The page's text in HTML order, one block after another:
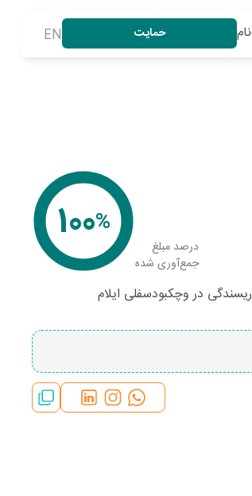
حمایت EN
درصد مبلغ
جمع‌آوری شده
%
100
در وچکبودسفلی ایلام